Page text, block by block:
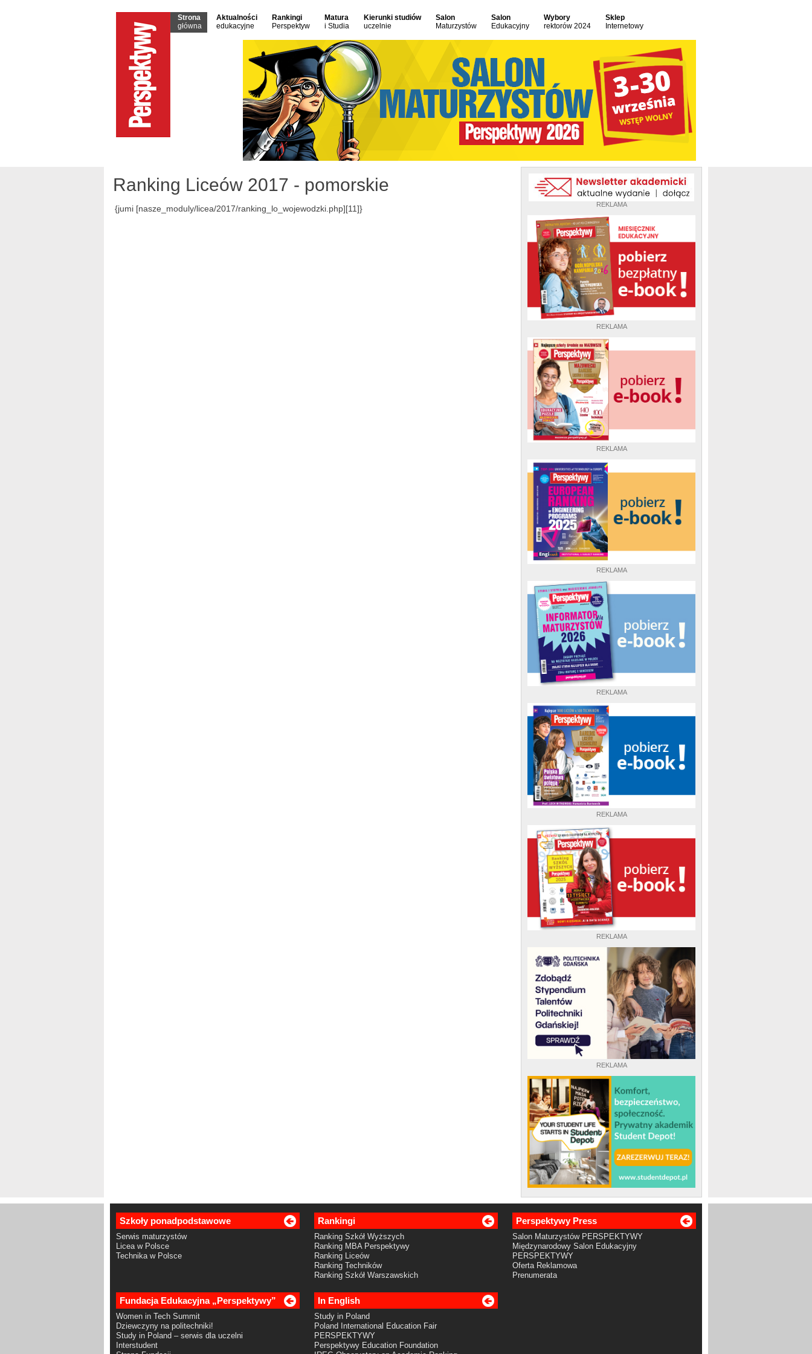
Strona
główna
Aktualności
edukacyjne
Rankingi
Perspektyw
Matura
i Studia
Kierunki studiów
uczelnie
Salon
Maturzystów
Salon
Edukacyjny
Wybory
rektorów 2024
Sklep
Internetowy
REKLAMA
REKLAMA
REKLAMA
REKLAMA
REKLAMA
REKLAMA
REKLAMA
REKLAMA
Ranking Liceów 2017 - pomorskie
{jumi [nasze_moduly/licea/2017/ranking_lo_wojewodzki.php][11]}
Szkoły ponadpodstawowe
Serwis maturzystów
Licea w Polsce
Technika w Polsce
Rankingi
Ranking Szkół Wyższych
Ranking MBA Perspektywy
Ranking Liceów
Ranking Techników
Ranking Szkół Warszawskich
Perspektywy Press
Salon Maturzystów PERSPEKTYWY
Międzynarodowy Salon Edukacyjny
PERSPEKTYWY
Oferta Reklamowa
Prenumerata
Fundacja Edukacyjna „Perspektywy”
Women in Tech Summit
Dziewczyny na politechniki!
Study in Poland – serwis dla uczelni
Interstudent
In English
Study in Poland
Poland International Education Fair
PERSPEKTYWY
Perspektywy Education Foundation